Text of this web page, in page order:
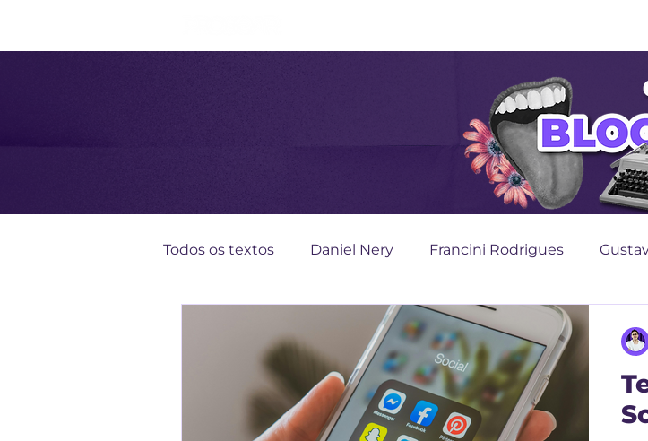
Todos os textos Daniel Nery Francini Rodrigues